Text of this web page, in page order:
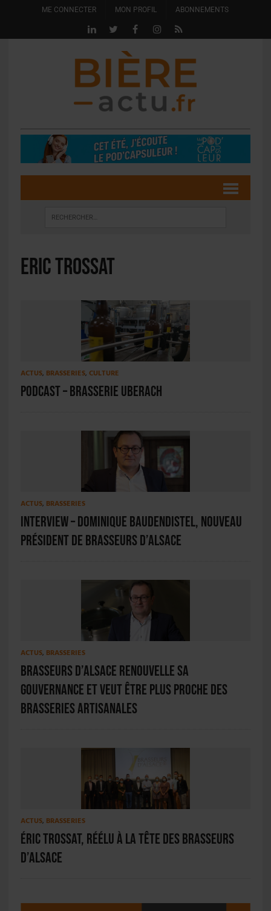
ME CONNECTER MON PROFIL ABONNEMENTS
Eric Trossat
ACTUS, BRASSERIES, CULTURE
PODCAST – Brasserie Uberach
ACTUS, BRASSERIES
INTERVIEW – Dominique Baudendistel, nouveau
président de Brasseurs d’Alsace
ACTUS, BRASSERIES
Brasseurs d’Alsace renouvelle sa
gouvernance et veut être plus proche des
brasseries artisanales
ACTUS, BRASSERIES
Éric Trossat, réélu à la tête des Brasseurs
d’Alsace